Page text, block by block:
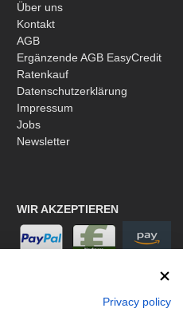
Über uns
Kontakt
AGB
Ergänzende AGB EasyCredit
Ratenkauf
Datenschutzerklärung
Impressum
Jobs
Newsletter
WIR AKZEPTIEREN
Privacy policy